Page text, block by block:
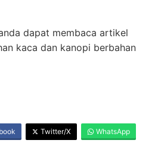
dapat membaca artikel
kaca dan kanopi berbahan
Twitter/X WhatsApp